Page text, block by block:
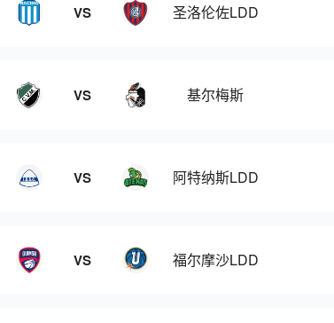
VS 圣洛伦佐LDD
VS 基尔梅斯
VS 阿特纳斯LDD
VS 福尔摩沙LDD